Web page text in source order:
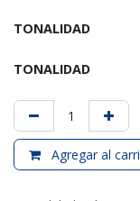
TONALIDAD
TONALIDAD
Agregar al